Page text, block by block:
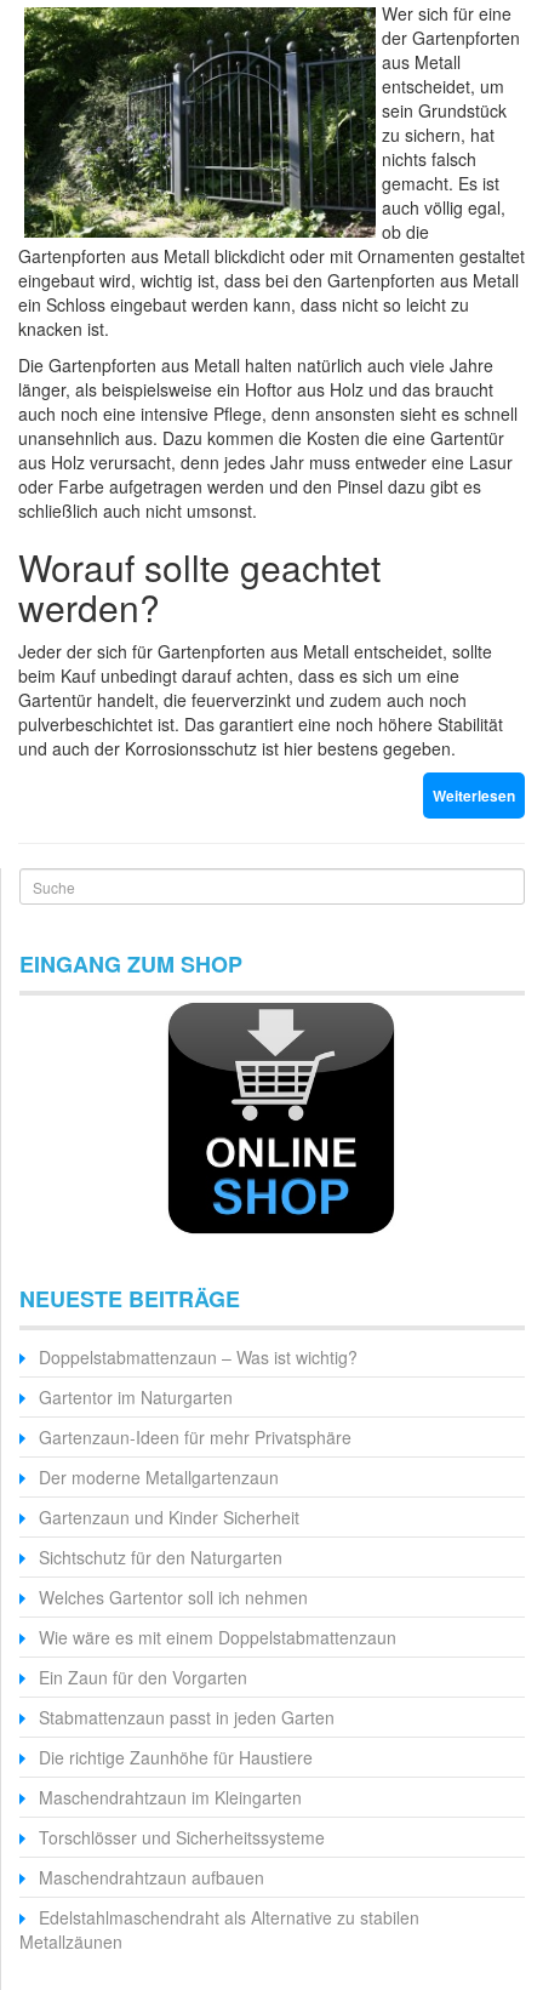
Wer sich für eine
der Gartenpforten
aus Metall
entscheidet, um
sein Grundstück
zu sichern, hat
nichts falsch
gemacht. Es ist
auch völlig egal,
ob die
Gartenpforten aus Metall blickdicht oder mit Ornamenten gestaltet
eingebaut wird, wichtig ist, dass bei den Gartenpforten aus Metall
ein Schloss eingebaut werden kann, dass nicht so leicht zu
knacken ist.
Die Gartenpforten aus Metall halten natürlich auch viele Jahre
länger, als beispielsweise ein Hoftor aus Holz und das braucht
auch noch eine intensive Pflege, denn ansonsten sieht es schnell
unansehnlich aus. Dazu kommen die Kosten die eine Gartentür
aus Holz verursacht, denn jedes Jahr muss entweder eine Lasur
oder Farbe aufgetragen werden und den Pinsel dazu gibt es
schließlich auch nicht umsonst.
Worauf sollte geachtet
werden?
Jeder der sich für Gartenpforten aus Metall entscheidet, sollte
beim Kauf unbedingt darauf achten, dass es sich um eine
Gartentür handelt, die feuerverzinkt und zudem auch noch
pulverbeschichtet ist. Das garantiert eine noch höhere Stabilität
und auch der Korrosionsschutz ist hier bestens gegeben.
Weiterlesen
Suche
EINGANG ZUM SHOP
NEUESTE BEITRÄGE
Doppelstabmattenzaun – Was ist wichtig?
Gartentor im Naturgarten
Gartenzaun-Ideen für mehr Privatsphäre
Der moderne Metallgartenzaun
Gartenzaun und Kinder Sicherheit
Sichtschutz für den Naturgarten
Welches Gartentor soll ich nehmen
Wie wäre es mit einem Doppelstabmattenzaun
Ein Zaun für den Vorgarten
Stabmattenzaun passt in jeden Garten
Die richtige Zaunhöhe für Haustiere
Maschendrahtzaun im Kleingarten
Torschlösser und Sicherheitssysteme
Maschendrahtzaun aufbauen
Edelstahlmaschendraht als Alternative zu stabilen
Metallzäunen